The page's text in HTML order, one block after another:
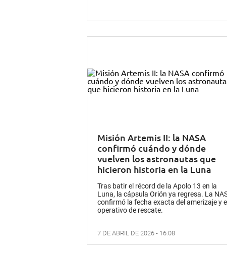
Misión Artemis II: la NASA
confirmó cuándo y dónde
vuelven los astronautas que
hicieron historia en la Luna
Tras batir el récord de la Apolo 13 en la
Luna, la cápsula Orión ya regresa. La
confirmó la fecha exacta del amerizaje y el
operativo de rescate.
7 DE ABRIL DE 2026 - 16:08